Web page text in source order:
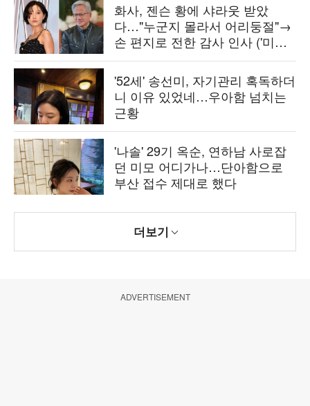
화사, 젠슨 황에 샤라웃 받았
다…"누군지 몰라서 어리둥절"→
손 편지로 전한 감사 인사 ('미우
새')
'52세' 송선미, 자기관리 혹독하더
니 이유 있었네…우아함 넘치는
근황
'나솔' 29기 옥순, 연하남 사로잡
던 미모 어디가나…단아함으로
부산 접수 제대로 했다
더보기
ADVERTISEMENT